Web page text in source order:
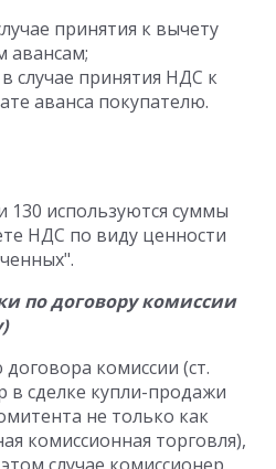
принятия к вычету
авансам;
случае принятия НДС к
аванса покупателю.
130 используются суммы
НДС по виду ценности
по договору комиссии
комиссии (ст.
в сделке купли-продажи
не только как
комиссионная торговля),